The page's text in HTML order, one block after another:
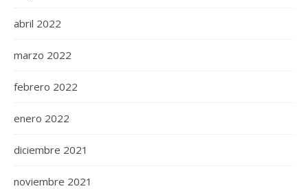
abril 2022
marzo 2022
febrero 2022
enero 2022
diciembre 2021
noviembre 2021